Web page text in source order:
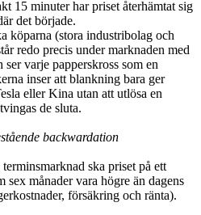
15 minuter har priset återhämtat sig
det började.
köparna (stora industribolag och
redo precis under marknaden med
varje papperskross som en
inser att blankning bara ger
eller Kina utan att utlösa en
de sluta.
backwardation
ska priset på ett
sex månader vara högre än dagens
försäkring och ränta).